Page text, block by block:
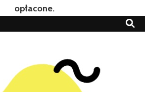
opłacone.